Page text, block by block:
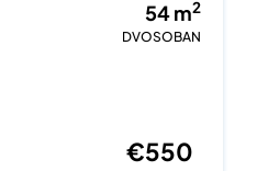
54m2
DVOSOBAN
€550